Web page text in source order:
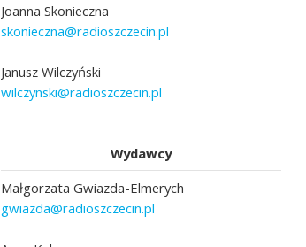
Joanna Skonieczna
skonieczna@radioszczecin.pl
Janusz Wilczyński
wilczynski@radioszczecin.pl
Wydawcy
Małgorzata Gwiazda-Elmerych
gwiazda@radioszczecin.pl